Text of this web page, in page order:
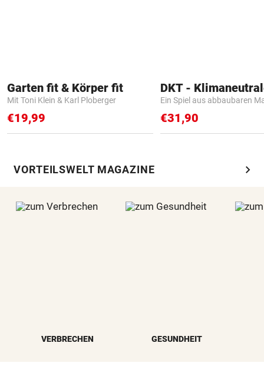
Garten fit & Körper fit
Mit Toni Klein & Karl Ploberger
€19,99
Ein Spiel aus abbaubaren
€31,90
VORTEILSWELT MAGAZINE chevron_right
VERBRECHEN GESUNDHEIT